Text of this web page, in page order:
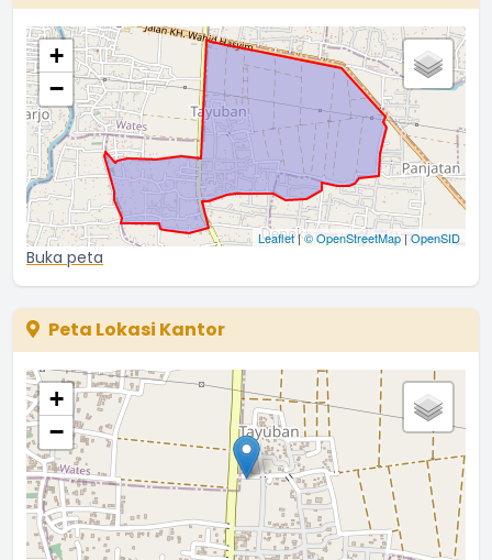
+
−
Leaflet|© OpenStreetMap | OpenSID
Buka peta
Peta Lokasi Kantor
+
−